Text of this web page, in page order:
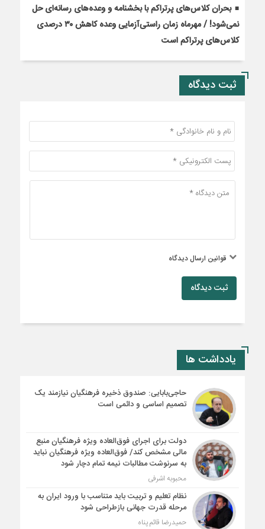
بحران کلاس‌های پرتراکم با بخشنامه و وعده‌های رسانه‌ای حل
نمی‌شود! / مهرماه زمان راستی‌آزمایی وعده کاهش ۳۰ درصدی
کلاس‌های پرتراکم است
ثبت دیدگاه
قوانین ارسال دیدگاه
ثبت دیدگاه
یادداشت ها
حاجی‌بابایی: صندوق ذخیره فرهنگیان نیازمند یک
تصمیم اساسی و دائمی است
دولت برای اجرای فوق‌العاده ویژه فرهنگیان منبع
مالی مشخص کند/ فوق‌العاده ویژه فرهنگیان نباید
به سرنوشت مطالبات نیمه‌ تمام دچار شود
محبوبه اشرفی
نظام تعلیم و تربیت باید متناسب با ورود ایران به
مرحله قدرت جهانی بازطراحی شود
حمیدرضا قائم پناه